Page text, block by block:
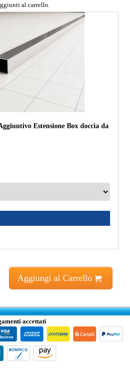
al carrello.
Estensione Box doccia da
Aggiungi al Carrello
accettati